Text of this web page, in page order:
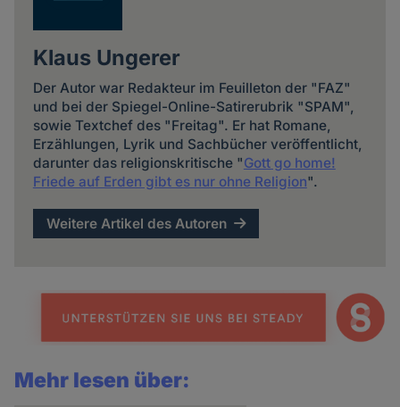
Klaus Ungerer
Der Autor war Redakteur im Feuilleton der "FAZ"
und bei der Spiegel-Online-Satirerubrik "SPAM",
sowie Textchef des "Freitag". Er hat Romane,
Erzählungen, Lyrik und Sachbücher veröffentlicht,
darunter das religionskritische "Gott go home!
Friede auf Erden gibt es nur ohne Religion".
Weitere Artikel des Autoren
Mehr lesen über: